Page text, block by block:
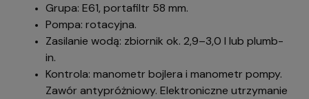
Grupa: E61, portafiltr 58 mm.
Pompa: rotacyjna.
Zasilanie wodą: zbiornik ok. 2,9–3,0 l lub plumb-
in.
Kontrola: manometr bojlera i manometr pompy.
Zawór antypróżniowy. Elektroniczne utrzymanie